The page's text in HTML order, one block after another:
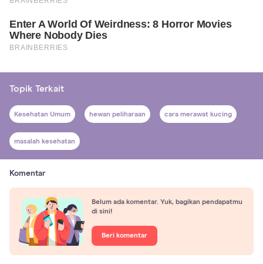
Topik Terkait
Kesehatan Umum hewan peliharaan cara merawat kucing
masalah kesehatan
Komentar
Belum ada komentar. Yuk, bagikan pendapatmu
di sini!
Beri komentar